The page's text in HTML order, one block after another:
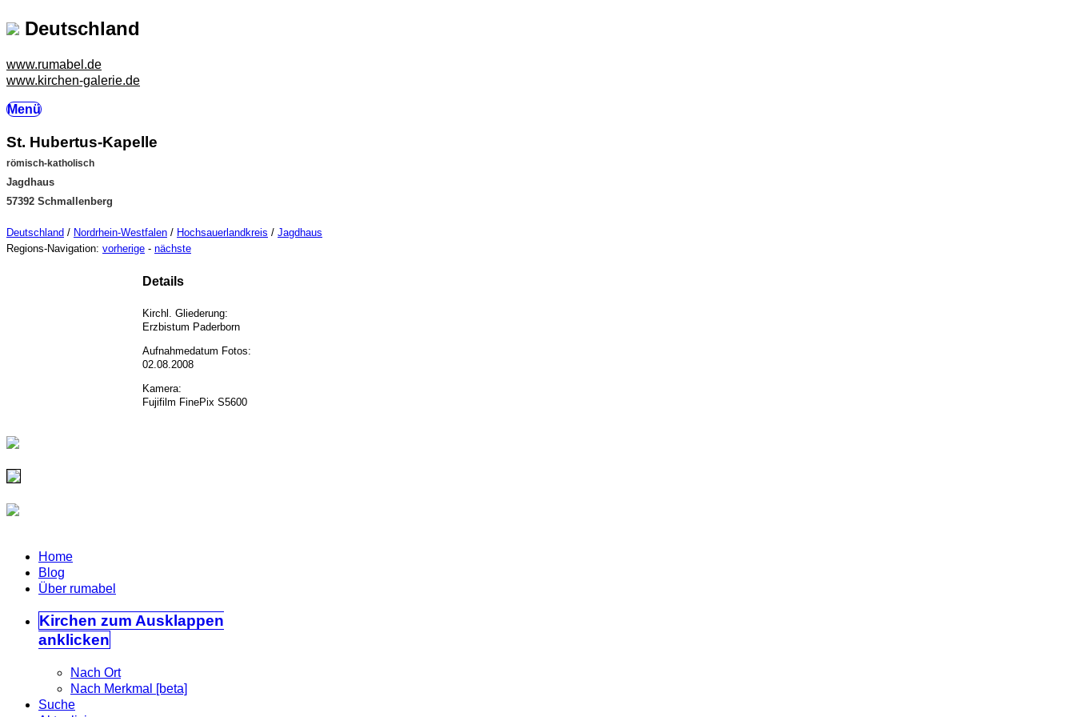
Deutschland
www.rumabel.de
www.kirchen-galerie.de
Menü
St. Hubertus-Kapelle
römisch-katholisch
Jagdhaus
57392 Schmallenberg
Deutschland / Nordrhein-Westfalen / Hochsauerlandkreis / Jagdhaus
Regions-Navigation: vorherige - nächste
Details
Kirchl. Gliederung:
Erzbistum Paderborn
Aufnahmedatum Fotos:
02.08.2008
Kamera:
Fujifilm FinePix S5600
Home
Blog
Über rumabel
Kirchen zum Ausklappen
anklicken
Nach Ort
Nach Merkmal [beta]
Suche